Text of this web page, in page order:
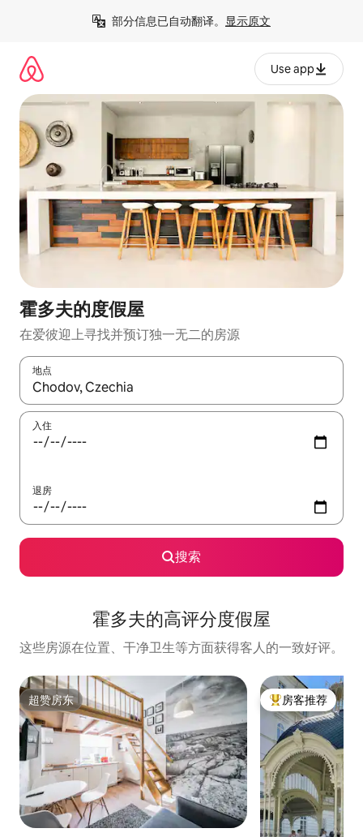
部分信息已自动翻译。 显示原文
Use app
霍多夫的度假屋
在爱彼迎上寻找并预订独一无二的房源
地点
如有搜索结果，请使用上下方向键查看，或通过点击或滑动手势
入住
退房
搜索
霍多夫的高评分度假屋
这些房源在位置、干净卫生等方面获得客人的一致好评。
超赞房东
超赞房东 热门「房客推荐」
房客推荐